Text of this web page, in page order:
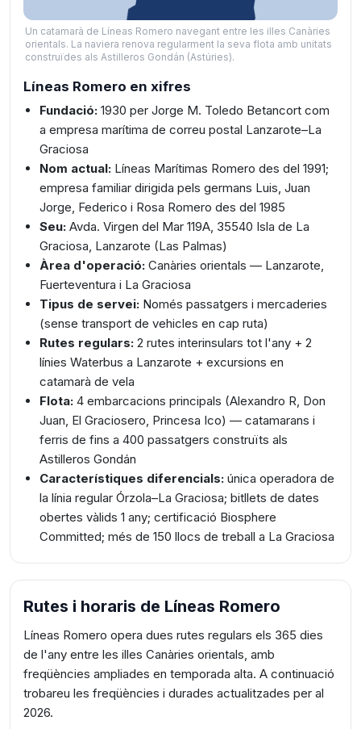
Un catamarà de Líneas Romero navegant entre les illes Canàries
orientals. La naviera renova regularment la seva flota amb unitats
construïdes als Astilleros Gondán (Astúries).
Líneas Romero en xifres
Fundació: 1930 per Jorge M. Toledo Betancort com
a empresa marítima de correu postal Lanzarote–La
Graciosa
Nom actual: Líneas Marítimas Romero des del 1991;
empresa familiar dirigida pels germans Luis, Juan
Jorge, Federico i Rosa Romero des del 1985
Seu: Avda. Virgen del Mar 119A, 35540 Isla de La
Graciosa, Lanzarote (Las Palmas)
Àrea d'operació: Canàries orientals — Lanzarote,
Fuerteventura i La Graciosa
Tipus de servei: Només passatgers i mercaderies
(sense transport de vehicles en cap ruta)
Rutes regulars: 2 rutes interinsulars tot l'any + 2
línies Waterbus a Lanzarote + excursions en
catamarà de vela
Flota: 4 embarcacions principals (Alexandro R, Don
Juan, El Graciosero, Princesa Ico) — catamarans i
ferris de fins a 400 passatgers construïts als
Astilleros Gondán
Característiques diferencials: única operadora de
la línia regular Órzola–La Graciosa; bitllets de dates
obertes vàlids 1 any; certificació Biosphere
Committed; més de 150 llocs de treball a La Graciosa
Rutes i horaris de Líneas Romero
Líneas Romero opera dues rutes regulars els 365 dies
de l'any entre les illes Canàries orientals, amb
freqüències ampliades en temporada alta. A continuació
trobareu les freqüències i durades actualitzades per al
2026.